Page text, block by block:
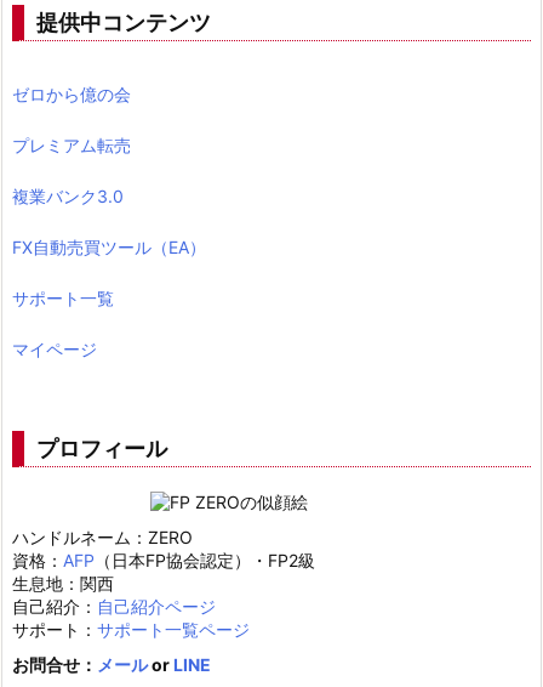
提供中コンテンツ
ゼロから億の会
プレミアム転売
複業バンク3.0
FX自動売買ツール（EA）
サポート一覧
マイページ
プロフィール
ハンドルネーム：ZERO
資格： AFP （日本FP協会認定）・FP2級
生息地：関西
自己紹介： 自己紹介ページ
サポート： サポート一覧ページ
お問合せ： メールor LINE